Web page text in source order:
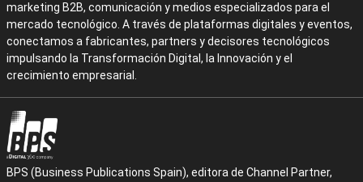
marketing B2B, comunicación y medios especializados para el
mercado tecnológico. A través de plataformas digitales y eventos,
conectamos a fabricantes, partners y decisores tecnológicos
impulsando la Transformación Digital, la Innovación y el
crecimiento empresarial.
BPS (Business Publications Spain), editora de Channel Partner,